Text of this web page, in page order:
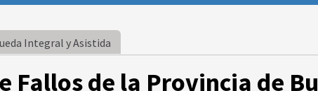
Integral y Asistida
Fallos de la Provincia de